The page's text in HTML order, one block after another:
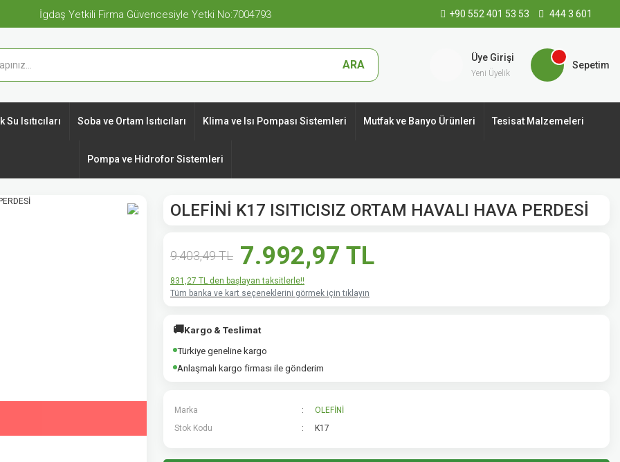
İgdaş Yetkili Firma Güvencesiyle Yetki No:7004793 +90 552 401 53 53 444 3 601
ARA
Üye Girişi
Yeni Üyelik
Sepetim
Su Isıtıcıları Soba ve Ortam Isıtıcıları Klima ve Isı Pompası Sistemleri Mutfak ve Banyo Ürünleri Tesisat Malzemeleri
Pompa ve Hidrofor Sistemleri
OLEFİNİ K17 ISITICISIZ ORTAM HAVALI HAVA PERDESİ
9.403,49 TL 7.992,97 TL
831,27 TL den başlayan taksitlerle!!
Tüm banka ve kart seçeneklerini görmek için tıklayın
🚚Kargo & Teslimat
Türkiye geneline kargo
Anlaşmalı kargo firması ile gönderim
Marka
OLEFİNİ
Stok Kodu
K17